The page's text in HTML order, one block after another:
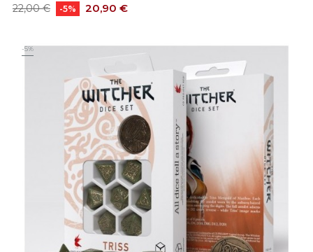
Precio
22,00 € -5% Precio
20,90 €
-5%